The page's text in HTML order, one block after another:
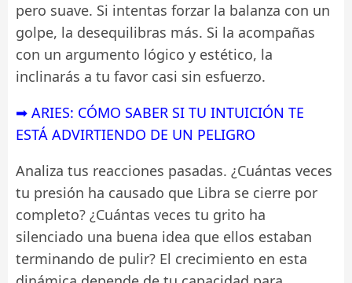
pero suave. Si intentas forzar la balanza con un
golpe, la desequilibras más. Si la acompañas
con un argumento lógico y estético, la
inclinarás a tu favor casi sin esfuerzo.
➡ ARIES: CÓMO SABER SI TU INTUICIÓN TE
ESTÁ ADVIRTIENDO DE UN PELIGRO
Analiza tus reacciones pasadas. ¿Cuántas veces
tu presión ha causado que Libra se cierre por
completo? ¿Cuántas veces tu grito ha
silenciado una buena idea que ellos estaban
terminando de pulir? El crecimiento en esta